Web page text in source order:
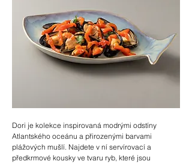
Dori je kolekce inspirovaná modrými odstíny
Atlantského oceánu a přirozenými barvami
plážových mušlí. Najdete v ní servírovací a
předkrmové kousky ve tvaru ryb, které jsou